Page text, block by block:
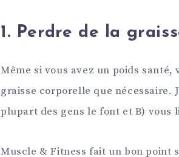
1. Perdre de la
Même si vous avez un poids
graisse corporelle que nécessaire.
plupart des gens le font et B) vous
Muscle & Fitness fait un bon point